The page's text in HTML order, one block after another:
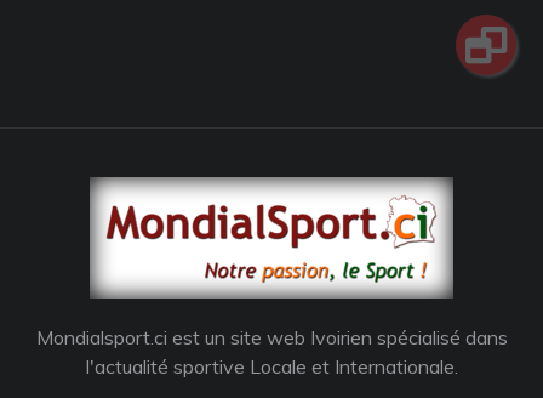
Mondialsport.ci est un site web Ivoirien spécialisé dans
l'actualité sportive Locale et Internationale.